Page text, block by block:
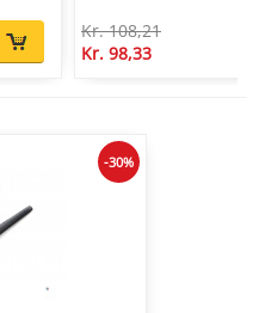
Kr. 108,21
Kr. 98,33
-30%